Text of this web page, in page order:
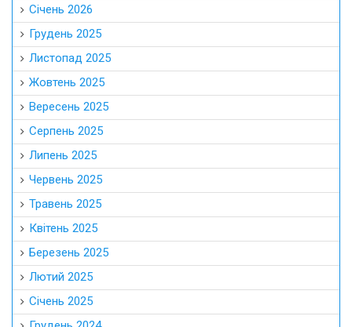
Січень 2026
Грудень 2025
Листопад 2025
Жовтень 2025
Вересень 2025
Серпень 2025
Липень 2025
Червень 2025
Травень 2025
Квітень 2025
Березень 2025
Лютий 2025
Січень 2025